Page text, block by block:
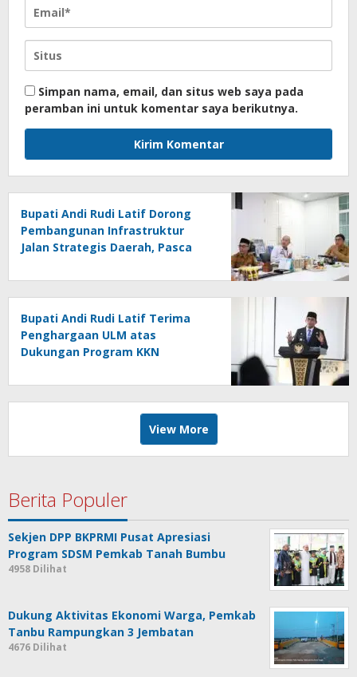
Simpan nama, email, dan situs web saya pada
peramban ini untuk komentar saya berikutnya.
Bupati Andi Rudi Latif Dorong
Pembangunan Infrastruktur
Jalan Strategis Daerah, Pasca
Bupati Andi Rudi Latif Terima
Penghargaan ULM atas
Dukungan Program KKN
View More
Berita Populer
Sekjen DPP BKPRMI Pusat Apresiasi
Program SDSM Pemkab Tanah Bumbu
4958 Dilihat
Dukung Aktivitas Ekonomi Warga, Pemkab
Tanbu Rampungkan 3 Jembatan
4676 Dilihat